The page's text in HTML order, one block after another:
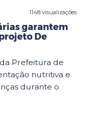
1148 visualizações
garantem
De
Prefeitura de
nutritiva e
durante o